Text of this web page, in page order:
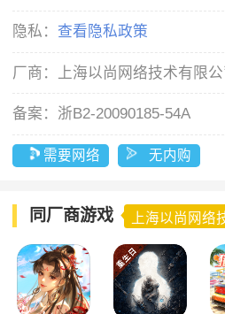
隐私： 查看隐私政策
厂商： 上海以尚网络技术有限公
备案： 浙B2-20090185-54A
需要网络 无内购
同厂商游戏 上海以尚网络